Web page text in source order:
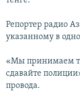
Репортер радио
указанному в
«Мы принимаем
сдавайте
провода.